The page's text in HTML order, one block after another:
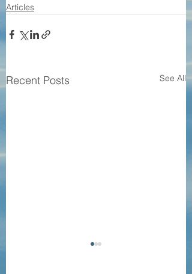
Articles
Recent Posts See All